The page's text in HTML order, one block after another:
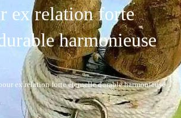
ex relation forte
harmonieuse
ex relation forte éternelle durable harmonieuse